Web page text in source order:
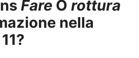
Fare O rottura
nella